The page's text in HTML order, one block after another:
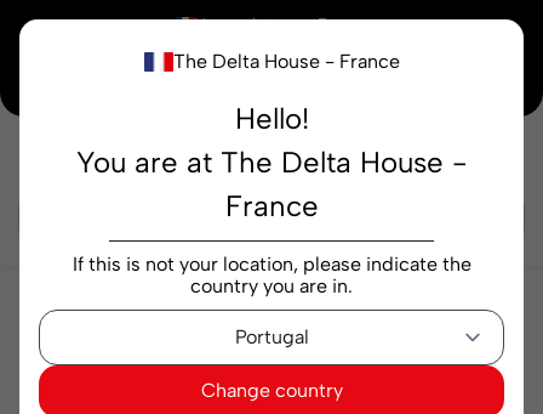
The Delta House - France
Hello!
You are at The Delta House -
France
If this is not your location, please indicate the
country you are in.
Change country
× Vous achetez en France
Notre nouvelle maison peaufine encore ses derniers détails. Merci de votre
Machines Gélules Mini laine à lait
Qit Mini
MilkQool + 20 capsules + 2 tasses cappuccino 1 pc